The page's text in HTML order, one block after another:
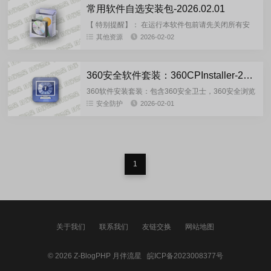
常用软件自选安装包-2026.02.01
【 特别提醒】： 在运行本软件包前请先关闭所有安
全类软件！ 不然会频繁的弹出拒绝安装提示，等安装
其他资源 2026-02-02
360安全软件套装：360CPInstaller-2026.02.01
360软件安装套装：包含360安全卫士，360安全浏览
器，360极速浏览器X，360杀毒，360压缩，360录
安全防护 2026-02-01
1
关于我们 联系我们 友链交换 网站地图
© 2026 Z-BlogPHP月伴流星 皖ICP备2023008377号